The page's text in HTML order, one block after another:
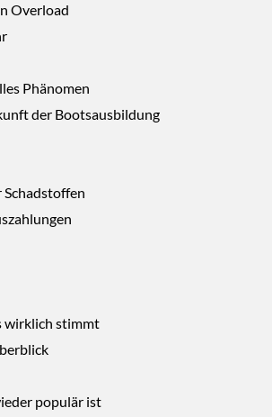
Overload
Phänomen
der Bootsausbildung
Schadstoffen
wirklich stimmt
populär ist